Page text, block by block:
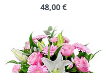
48,00€